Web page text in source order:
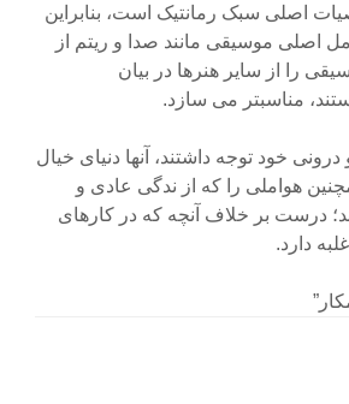
اصلی سبک رمانتیک است، بنابراین
اصلی موسیقی مانند صدا و ریتم از
را از سایر هنرها در بیان
مناسبتر می سازد.
خود توجه داشتند، آنها دنیای خیال
هواملی را که از ندگی عادی و
درست بر خلاف آنچه که در کارهای
دارد.